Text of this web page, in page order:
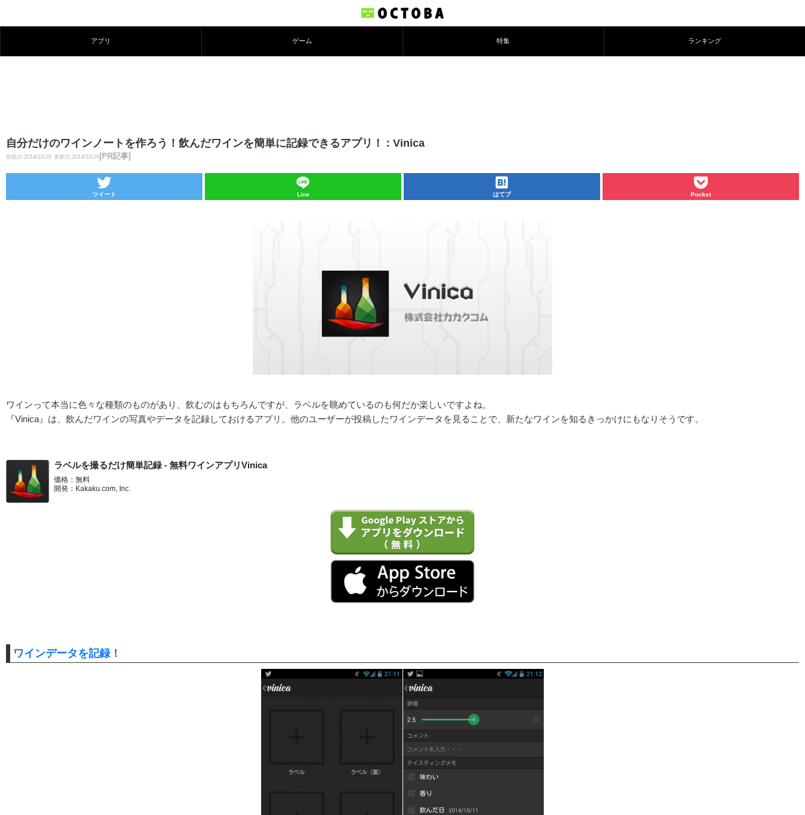
アプリ ゲーム 特集 ランキング
自分だけのワインノートを作ろう！飲んだワインを簡単に記録できるアプリ！ : Vinica
投稿日:2014/10/28 更新日:2014/10/28 [PR記事]
ツイート Line はてブ Pocket
ワインって本当に色々な種類のものがあり、飲むのはもちろんですが、ラベルを眺めているのも何だか楽しいですよね。
『Vinica』は、飲んだワインの写真やデータを記録しておけるアプリ。他のユーザーが投稿したワインデータを見ることで、新たなワインを知るきっかけにもなりそうです。
ラベルを撮るだけ簡単記録 - 無料ワインアプリVinica
価格：無料
開発：Kakaku.com, Inc.
ワインデータを記録！